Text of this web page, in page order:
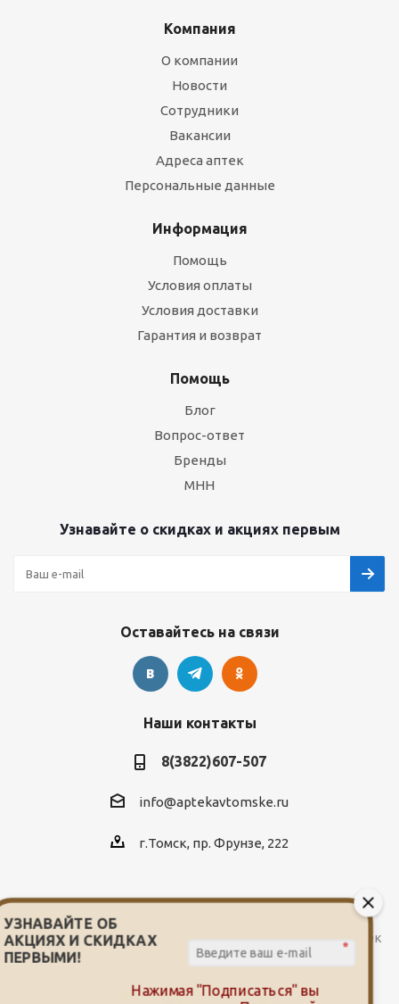
Компания
О компании
Новости
Сотрудники
Вакансии
Адреса аптек
Персональные данные
Информация
Помощь
Условия оплаты
Условия доставки
Гарантия и возврат
Помощь
Блог
Вопрос-ответ
Бренды
МНН
Узнавайте о скидках и акциях первым
Оставайтесь на связи
Наши контакты
8(3822)607-507
info@aptekavtomske.ru
г.Томск, пр. Фрунзе, 222
2026 © Служба заказа и доставки лекарств от сети аптек
"Мой доктор"
УЗНАВАЙТЕ ОБ
АКЦИЯХ И СКИДКАХ
ПЕРВЫМИ!
Нажимая "Подписаться" вы